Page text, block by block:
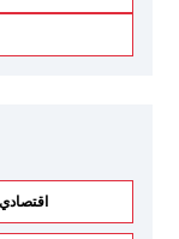
اقتصادي